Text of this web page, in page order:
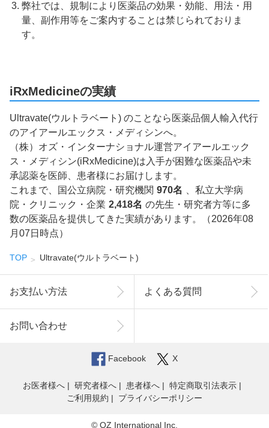
弊社では、規制により医薬品の効果・効能、用法・用
量、副作用等をご案内することは禁じられておりま
す。
iRxMedicineの実績
Ultravate(ウルトラベート) のことなら医薬品個人輸入代行
のアイアールエックス・メディシンへ。
（株）オズ・インターナショナル運営アイアールエック
ス・メディシン(iRxMedicine)は入手が困難な医薬品や未
承認薬を医師、患者様にお届けします。
これまで、国公立病院・研究機関 970名
、私立大学病
院・クリニック・企業 2,418名 の先生・研究者方等に多
数の医薬品を提供してきた実績があります。（2026年08
月07日時点）
TOP Ultravate(ウルトラベート)
お支払い方法 よくある質問
お問い合わせ
Facebook X
お医者様へ 研究者様へ 患者様へ
特定商取引法表示
ご利用規約
プライバシーポリシー
© OZ International Inc.